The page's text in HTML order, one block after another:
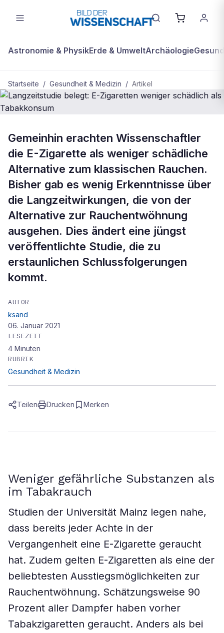
Astronomie & PhysikErde & UmweltArchäologie
Startseite / Gesundheit & Medizin / Artikel
Langzeitstudie belegt: E-Zigaretten
weniger schädlich als Tabakkonsum
Gemeinhin erachten Wissenschaftler
die E-Zigarette als weniger schädliche
Alternative zum klassischen Rauchen.
Bisher gab es wenig Erkenntnisse über
die Langzeitwirkungen, die von der
Alternative zur Rauchentwöhnung
ausgehen. Dies ändert eine jüngst
veröffentlichte Studie, die zu
erstaunlichen Schlussfolgerungen
kommt.
AUTOR
ksand
06. Januar 2021
LESEZEIT
4 Minuten
RUBRIK
Gesundheit & Medizin
Teilen Drucken Merken
Weniger gefährliche Substanzen als
im Tabakrauch
Studien der Universität Mainz legen nahe,
dass bereits jeder Achte in der
Vergangenheit eine E-Zigarette geraucht
hat. Zudem gelten E-Zigaretten als eine der
beliebtesten Ausstiegsmöglichkeiten zur
Rauchentwöhnung. Schätzungsweise 90
Prozent aller Dampfer haben vorher
Tabakzigaretten geraucht. Anders als bei